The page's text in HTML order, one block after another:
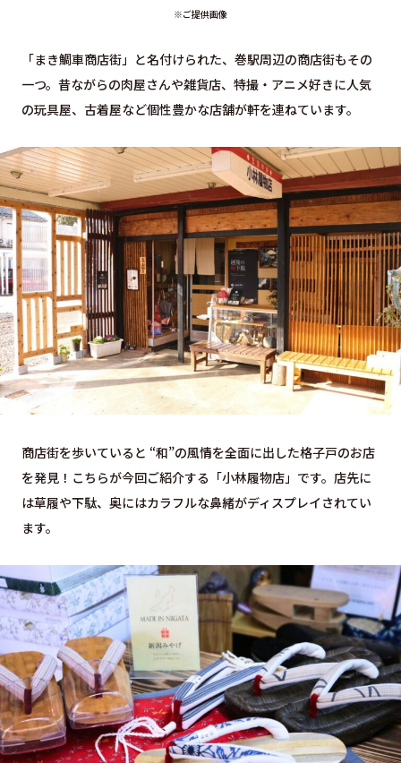
※ご提供画像
「まき鯛車商店街」と名付けられた、巻駅周辺の商店街もその
一つ。昔ながらの肉屋さんや雑貨店、特撮・アニメ好きに人気
の玩具屋、古着屋など個性豊かな店舗が軒を連ねています。
商店街を歩いていると “和”の風情を全面に出した格子戸のお店
を発見！こちらが今回ご紹介する「小林履物店」です。店先に
は草履や下駄、奥にはカラフルな鼻緒がディスプレイされてい
ます。